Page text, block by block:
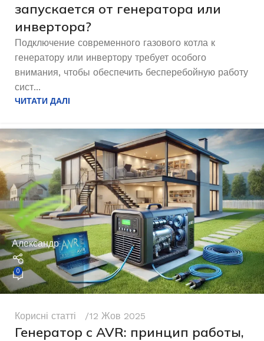
запускается от генератора или
инвертора?
Подключение современного газового котла к
генератору или инвертору требует особого
внимания, чтобы обеспечить бесперебойную работу
сист...
ЧИТАТИ ДАЛІ
Александр
0
Корисні статті 12 Жов 2025
Генератор с AVR: принцип работы,